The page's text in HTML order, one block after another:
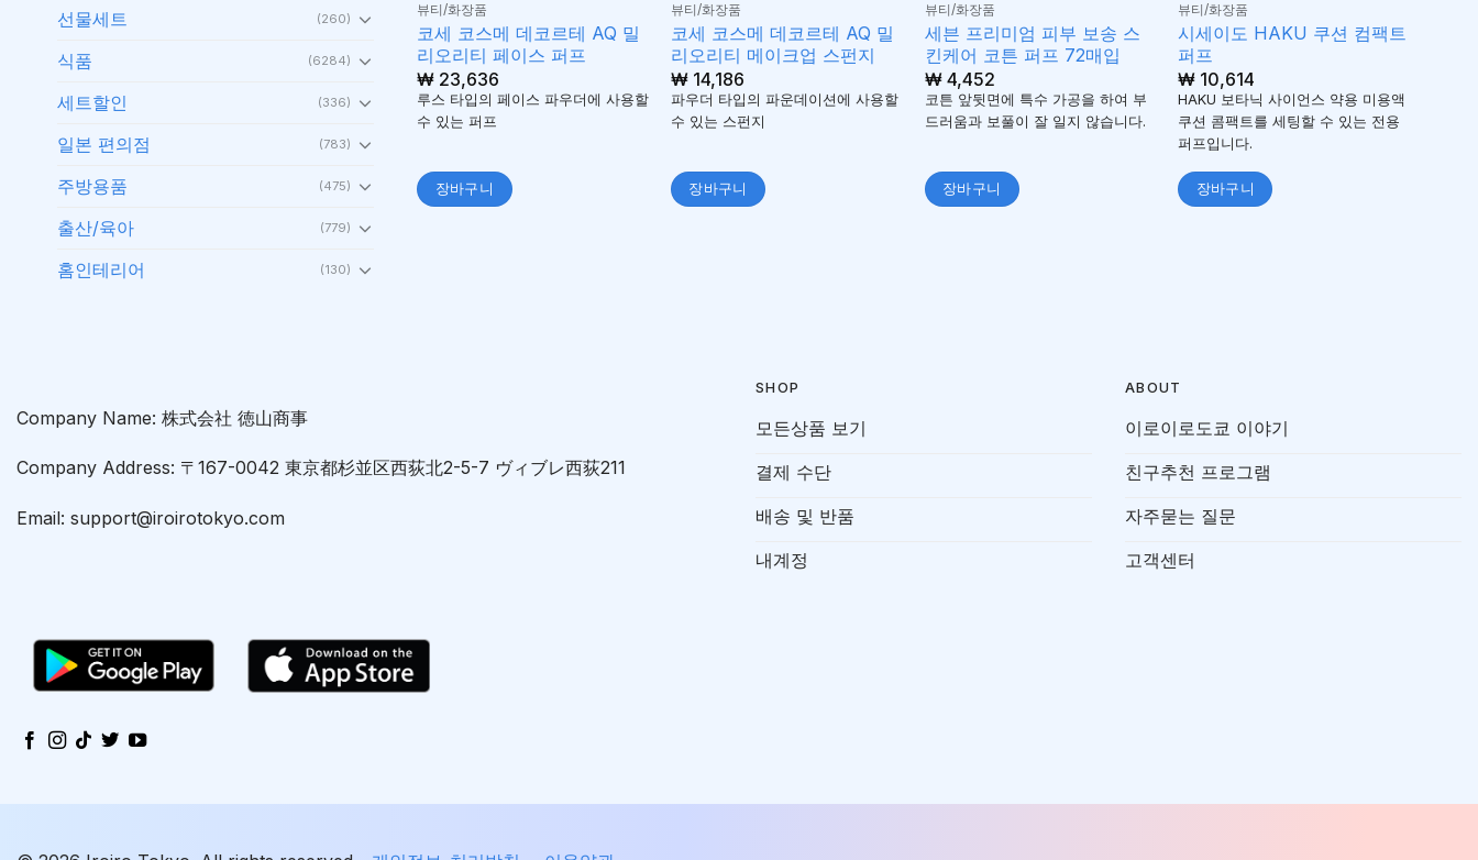
선물세트 (260)
식품 (6284)
세트할인 (336)
일본 편의점 (783)
주방용품 (475)
출산/육아 (779)
홈인테리어 (130)
뷰티/화장품
코세 코스메 데코르테 AQ 밀
리오리티 페이스 퍼프
₩ 23,636
루스 타입의 페이스 파우더에 사용할
수 있는 퍼프
장바구니
뷰티/화장품
코세 코스메 데코르테 AQ 밀
리오리티 메이크업 스펀지
₩14,186
파우더 타입의 파운데이션에 사용할
수 있는 스펀지
장바구니
뷰티/화장품
세븐 프리미엄 피부 보송 스
킨케어 코튼 퍼프 72매입
₩4,452
코튼 앞뒷면에 특수 가공을 하여 부
드러움과 보풀이 잘 일지 않습니다.
장바구니
뷰티/화장품
시세이도 HAKU 쿠션 컴팩트
퍼프
₩ 10,614
HAKU 보타닉 사이언스 약용 미용액
쿠션 콤팩트를 세팅할 수 있는 전용
퍼프입니다.
장바구니
Company Name: 株式会社 徳山商事
Company Address: 〒167-0042 東京都杉並区西荻北2-5-7 ヴィブレ西荻211
Email: support@iroirotokyo.com
SHOP
모든상품 보기
결제 수단
배송 및 반품
내계정
ABOUT
이로이로도쿄 이야기
친구추천 프로그램
자주묻는 질문
고객센터